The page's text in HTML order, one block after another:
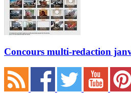
Concours multi-redaction